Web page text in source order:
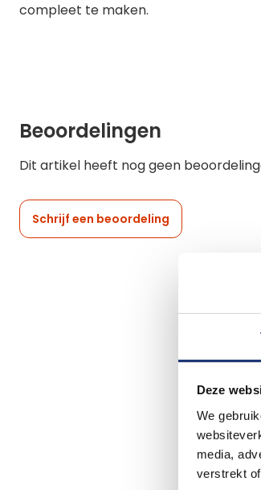
Deze
We
media,
verstrekt
compleet te maken.
Beoordelingen
Dit artikel heeft nog geen
Schrijf een beoordeling